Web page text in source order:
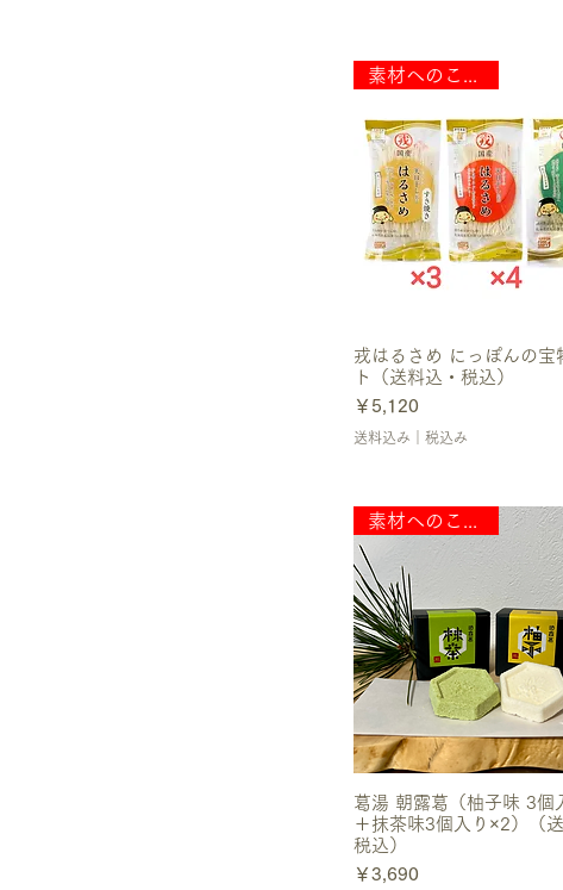
戎はるさめ にっぽんの宝
ト（送料込・税込）
価格
￥5,120
送料込み｜税込み
葛湯 朝露葛（柚子味 3個
＋抹茶味3個入り×2）（送
税込）
価格
￥3,690